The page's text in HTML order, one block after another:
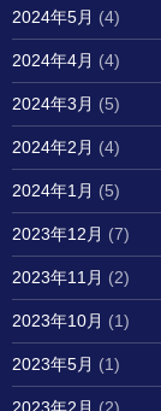
2024年5月 (4)
2024年4月 (4)
2024年3月 (5)
2024年2月 (4)
2024年1月 (5)
2023年12月 (7)
2023年11月 (2)
2023年10月 (1)
2023年5月 (1)